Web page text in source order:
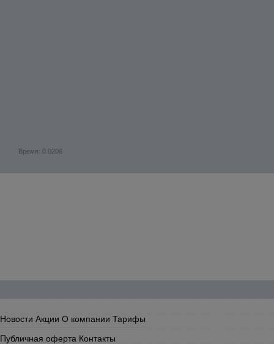
Время: 0.0206
Новости Акции О компании Тарифы
Публичная оферта Контакты